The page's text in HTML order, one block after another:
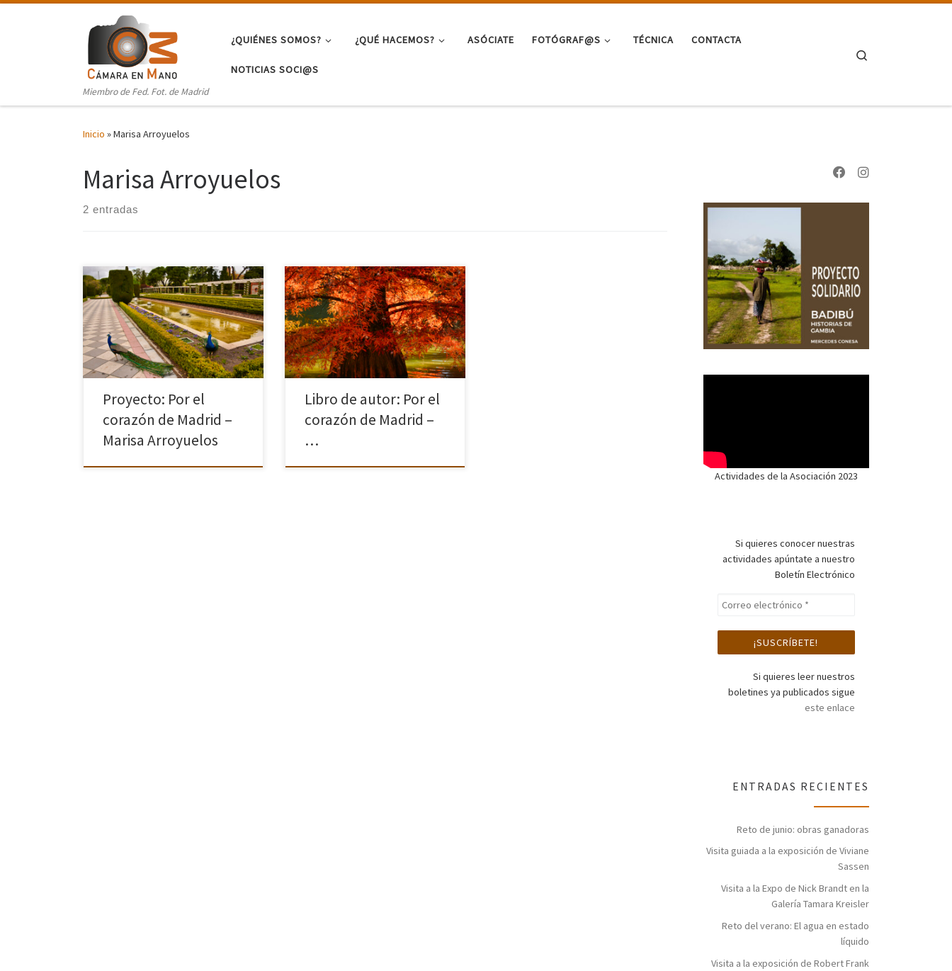
Miembro de Fed. Fot. de Madrid
¿QUIÉNES SOMOS? ¿QUÉ HACEMOS? ASÓCIATE FOTÓGRAF@S TÉCNICA CONTACTA
NOTICIAS SOCI@S
Inicio »Marisa Arroyuelos
Marisa Arroyuelos
2 entradas
Mi conexión con el Parque del Buen
Retiro de Madrid comienza cuando,
por motivos profesionales, nos vemos
obligados a dejar el norte y
trasladarnos a Madrid. Añorábamos
tanto los paisajes […]
Proyecto: Por el
corazón de Madrid –
Marisa Arroyuelos
Pulsa en la imagen para ver el libro.
Para regresar pulsa en la X de la
esquina superior derecha o pulsa la
tecla ESC. Por el Corazón de […]
Libro de autor: Por el
corazón de Madrid –
…
Actividades de la Asociación 2023
Si quieres conocer nuestras
actividades apúntate a nuestro
Boletín Electrónico
Si quieres leer nuestros
boletines ya publicados sigue
este enlace
ENTRADAS RECIENTES
Reto de junio: obras ganadoras
Visita guiada a la exposición de Viviane
Sassen
Visita a la Expo de Nick Brandt en la
Galería Tamara Kreisler
Reto del verano: El agua en estado
líquido
Visita a la exposición de Robert Frank